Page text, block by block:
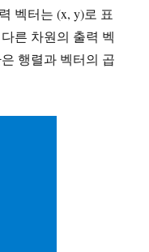
벡터는 (x, y)로 표
른 차원의 출력 벡
행렬과 벡터의 곱